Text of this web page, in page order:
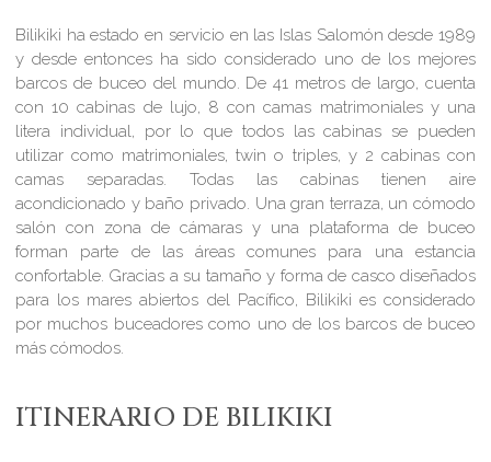
Bilikiki ha estado en servicio en las Islas Salomón desde 1989
y desde entonces ha sido considerado uno de los mejores
barcos de buceo del mundo. De 41 metros de largo, cuenta
con 10 cabinas de lujo, 8 con camas matrimoniales y una
litera individual, por lo que todos las cabinas se pueden
utilizar como matrimoniales, twin o triples, y 2 cabinas con
camas separadas. Todas las cabinas tienen aire
acondicionado y baño privado. Una gran terraza, un cómodo
salón con zona de cámaras y una plataforma de buceo
forman parte de las áreas comunes para una estancia
confortable. Gracias a su tamaño y forma de casco diseñados
para los mares abiertos del Pacífico, Bilikiki es considerado
por muchos buceadores como uno de los barcos de buceo
más cómodos.
ITINERARIO DE BILIKIKI